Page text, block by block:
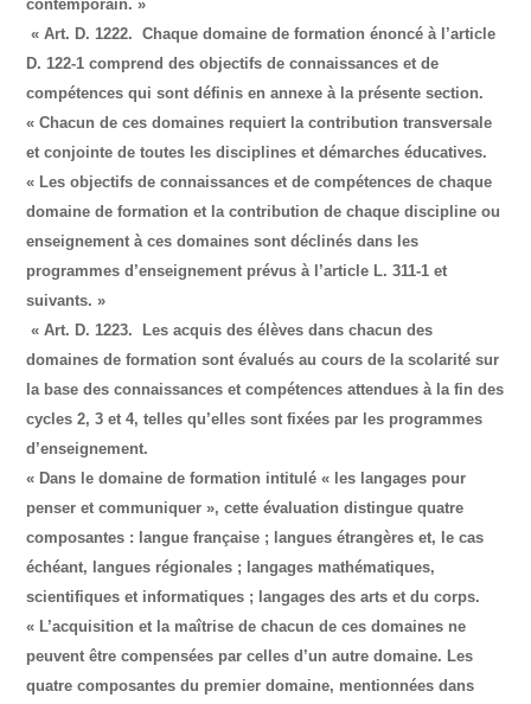
contemporain. »
« Art. D. 1222. Chaque domaine de formation énoncé à l’article
D. 122-1 comprend des objectifs de connaissances et de
compétences qui sont définis en annexe à la présente section.
« Chacun de ces domaines requiert la contribution transversale
et conjointe de toutes les disciplines et démarches éducatives.
« Les objectifs de connaissances et de compétences de chaque
domaine de formation et la contribution de chaque discipline ou
enseignement à ces domaines sont déclinés dans les
programmes d’enseignement prévus à l’article L. 311-1 et
suivants. »
« Art. D. 1223. Les acquis des élèves dans chacun des
domaines de formation sont évalués au cours de la scolarité sur
la base des connaissances et compétences attendues à la fin des
cycles 2, 3 et 4, telles qu’elles sont fixées par les programmes
d’enseignement.
« Dans le domaine de formation intitulé « les langages pour
penser et communiquer », cette évaluation distingue quatre
composantes : langue française ; langues étrangères et, le cas
échéant, langues régionales ; langages mathématiques,
scientifiques et informatiques ; langages des arts et du corps.
« L’acquisition et la maîtrise de chacun de ces domaines ne
peuvent être compensées par celles d’un autre domaine. Les
quatre composantes du premier domaine, mentionnées dans